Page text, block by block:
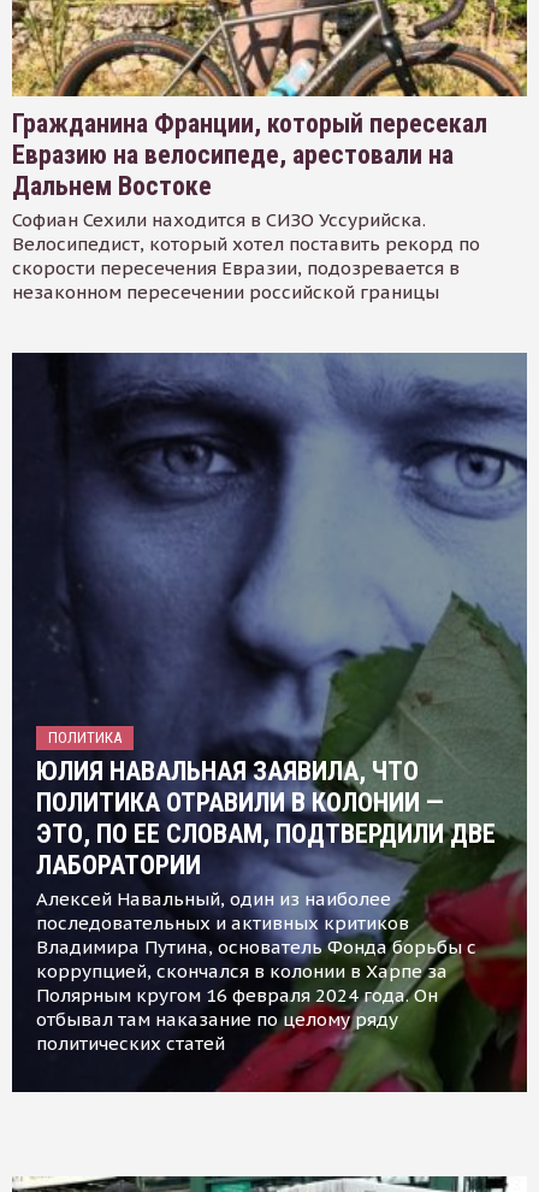
Гражданина Франции, который пересекал
Евразию на велосипеде, арестовали на
Дальнем Востоке
Софиан Сехили находится в СИЗО Уссурийска.
Велосипедист, который хотел поставить рекорд по
скорости пересечения Евразии, подозревается в
незаконном пересечении российской границы
ПОЛИТИКА
ЮЛИЯ НАВАЛЬНАЯ ЗАЯВИЛА, ЧТО
ПОЛИТИКА ОТРАВИЛИ В КОЛОНИИ —
ЭТО, ПО ЕЕ СЛОВАМ, ПОДТВЕРДИЛИ ДВЕ
ЛАБОРАТОРИИ
Алексей Навальный, один из наиболее
последовательных и активных критиков
Владимира Путина, основатель Фонда борьбы с
коррупцией, скончался в колонии в Харпе за
Полярным кругом 16 февраля 2024 года. Он
отбывал там наказание по целому ряду
политических статей